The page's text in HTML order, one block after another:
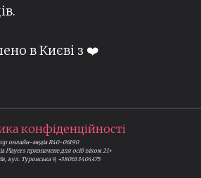
в Києві з ❤️
конфіденційності
онлайн-медіа R40-06190
Players призначене для осіб віком 21+
вул. Туровська 9, +380633404475